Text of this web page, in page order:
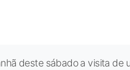
deste sábado a visita de